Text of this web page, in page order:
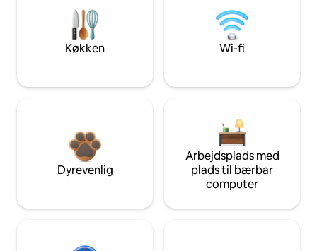
Køkken Wi-fi
Dyrevenlig
Arbejdsplads med
plads til bærbar
computer